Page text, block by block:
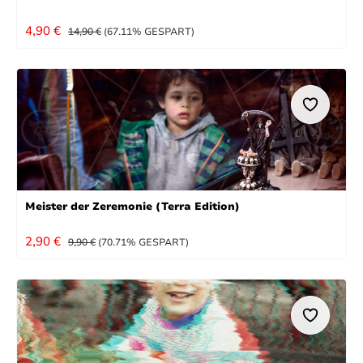
VERKAUFSPREIS:
4,90 € REGULÄRER PREIS:
14,90 € (67.11% GESPART)
Meister der Zeremonie (Terra Edition)
VERKAUFSPREIS:
2,90 € REGULÄRER PREIS:
9,90 € (70.71% GESPART)